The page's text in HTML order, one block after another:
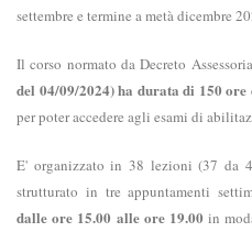
settembre e termine a metà dicembre
Il corso normato da Decreto
del 04/09/2024) ha durata di 150 ore
per poter accedere agli esami di
E' organizzato in 38 lezioni (37 da
strutturato in tre appuntamenti
dalle ore 15.00 alle ore 19.00 in